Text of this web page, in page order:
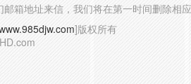
箱地址来信，我们将在第一时间删除相
]版权所有